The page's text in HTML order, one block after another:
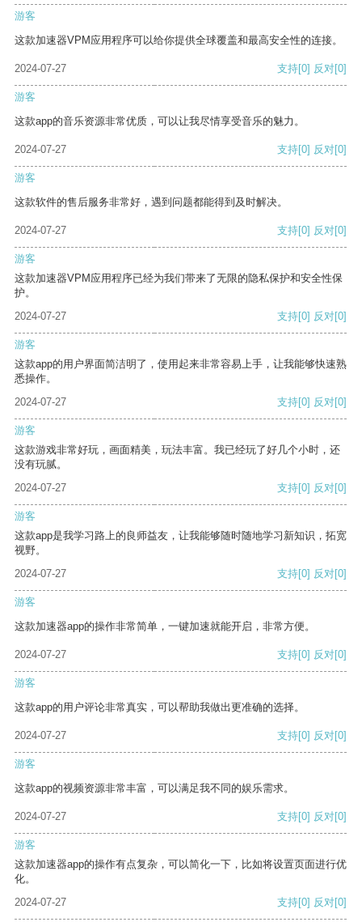
游客
这款加速器VPM应用程序可以给你提供全球覆盖和最高安全性的连接。
2024-07-27 支持[0] 反对[0]
游客
这款app的音乐资源非常优质，可以让我尽情享受音乐的魅力。
2024-07-27 支持[0] 反对[0]
游客
这款软件的售后服务非常好，遇到问题都能得到及时解决。
2024-07-27 支持[0] 反对[0]
游客
这款加速器VPM应用程序已经为我们带来了无限的隐私保护和安全性保
护。
2024-07-27
支持[0] 反对[0]
游客
这款app的用户界面简洁明了，使用起来非常容易上手，让我能够快速熟
悉操作。
2024-07-27
支持[0] 反对[0]
游客
这款游戏非常好玩，画面精美，玩法丰富。我已经玩了好几个小时，还
没有玩腻。
2024-07-27
支持[0] 反对[0]
游客
这款app是我学习路上的良师益友，让我能够随时随地学习新知识，拓宽
视野。
2024-07-27
支持[0] 反对[0]
游客
这款加速器app的操作非常简单，一键加速就能开启，非常方便。
2024-07-27 支持[0] 反对[0]
游客
这款app的用户评论非常真实，可以帮助我做出更准确的选择。
2024-07-27 支持[0] 反对[0]
游客
这款app的视频资源非常丰富，可以满足我不同的娱乐需求。
2024-07-27 支持[0] 反对[0]
游客
这款加速器app的操作有点复杂，可以简化一下，比如将设置页面进行优
化。
2024-07-27
支持[0] 反对[0]